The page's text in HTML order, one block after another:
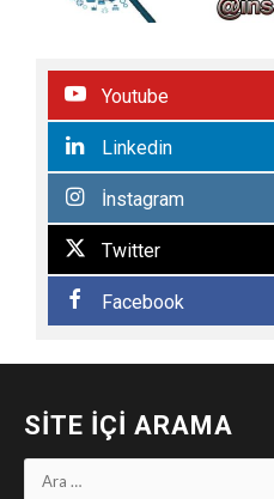
Youtube
Linkedin
İnstagram
Twitter
Facebook
SITE İÇI ARAMA
Arama: